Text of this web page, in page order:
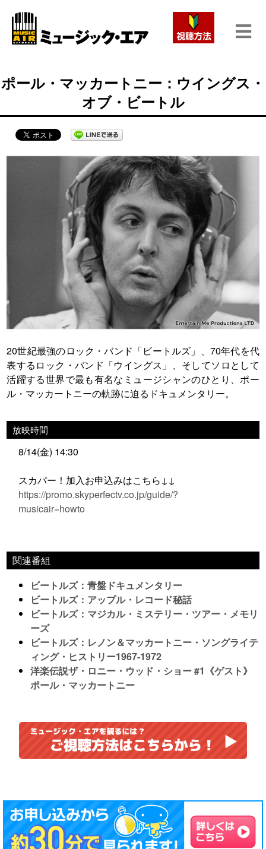
ポール・マッカートニー：ウイングス・
オブ・ビートル
20世紀最強のロック・バンド「ビートルズ」、70年代を代
表するロック・バンド「ウイングス」、そしてソロとして
活躍する世界で最も有名なミュージシャンのひとり、ポー
ル・マッカートニーの軌跡に迫るドキュメンタリー。
放映時間
8/14(金) 14:30
スカパー！加入お申込みはこちら↓↓
https://promo.skyperfectv.co.jp/guide/?
musicair=howto
関連番組
ビートルズ：青盤ドキュメンタリー
ビートルズ：アップル・レコード秘話
ビートルズ：マジカル・ミステリー・ツアー・メモリ
ーズ
ビートルズ：レノン＆マッカートニー・ソングライテ
ィング・ヒストリー1967-1972
洋楽伝説ザ・ロニー・ウッド・ショー #1《ゲスト》
ポール・マッカートニー